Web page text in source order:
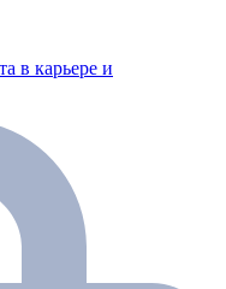
в карьере и